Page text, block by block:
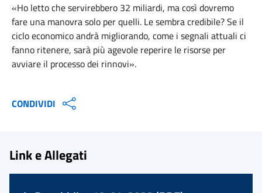
«Ho letto che servirebbero 32 miliardi, ma così dovremo
fare una manovra solo per quelli. Le sembra credibile? Se il
ciclo economico andrà migliorando, come i segnali attuali ci
fanno ritenere, sarà più agevole reperire le risorse per
avviare il processo dei rinnovi».
CONDIVIDI
Link e Allegati